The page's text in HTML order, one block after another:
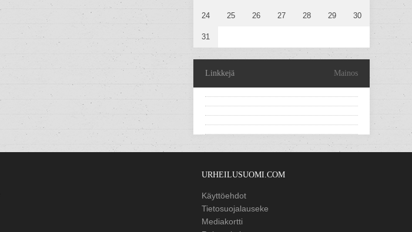
24 25 26 27 28 29 30
31
Linkkejä Mainos
URHEILUSUOMI.COM
Käyttöehdot
Tietosuojalauseke
Mediakortti